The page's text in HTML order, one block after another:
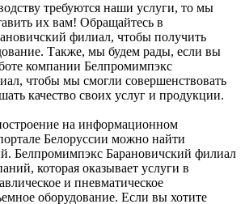
требуются наши услуги, то мы
их вам! Обращайтесь в
филиал, чтобы получить
Также, мы будем рады, если вы
компании Белпромимпэкс
чтобы мы смогли совершенствовать
качество своих услуг и продукции.
на информационном
Белоруссии можно найти
Белпромимпэкс Барановичский филиал
которая оказывает услуги в
и пневматическое
оборудование. Если вы хотите